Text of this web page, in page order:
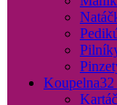
Koupelna32